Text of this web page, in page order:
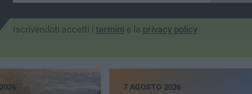
Iscrivendoti accetti i termini e la privacy policy
7 AGOSTO 2026